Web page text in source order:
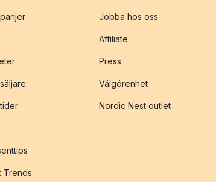
Trends
Jobba hos oss
Affiliate
Press
Välgörenhet
Nordic Nest outlet